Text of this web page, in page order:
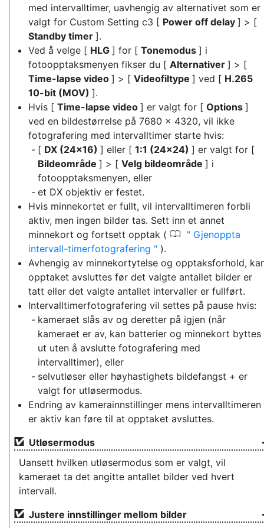
med intervalltimer, uavhengig av alternativet som er
valgt for Custom Setting c3 [ Power off delay ] > [
Standby timer ].
Ved å velge [ HLG ] for [ Tonemodus ] i
fotoopptaksmenyen fikser du [ Alternativer ] > [
Time-lapse video ] > [ Videofiltype ] ved [ H.265
10-bit (MOV) ].
Hvis [ Time-lapse video ] er valgt for [ Options ]
ved en bildestørrelse på 7680 × 4320, vil ikke
fotografering med intervalltimer starte hvis:
[ DX (24×16) ] eller [ 1:1 (24×24) ] er valgt for [
Bildeområde ] > [ Velg bildeområde ] i
fotoopptaksmenyen, eller
et DX objektiv er festet.
Hvis minnekortet er fullt, vil intervalltimeren forbli
aktiv, men ingen bilder tas. Sett inn et annet
minnekort og fortsett opptak ( 0
Gjenoppta
intervall-timerfotografering
).
Avhengig av minnekortytelse og opptaksforhold,
opptaket avsluttes før det valgte antallet bilder er
tatt eller det valgte antallet intervaller er fullført.
Intervalltimerfotografering vil settes på pause hvis:
kameraet slås av og deretter på igjen (når
kameraet er av, kan batterier og minnekort byttes
ut uten å avslutte fotografering med
intervalltimer), eller
selvutløser eller høyhastighets bildefangst + er
valgt for utløsermodus.
Endring av kamerainnstillinger mens intervalltimeren
er aktiv kan føre til at opptaket avsluttes.
Utløsermodus
Uansett hvilken utløsermodus som er valgt, vil
kameraet ta det angitte antallet bilder ved hvert
intervall.
Justere innstillinger mellom bilder